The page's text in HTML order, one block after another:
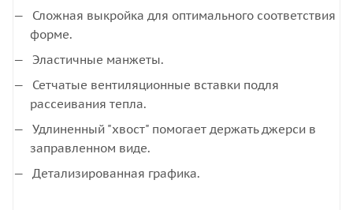
Сложная выкройка для оптимального соответствия
форме.
Эластичные манжеты.
Сетчатые вентиляционные вставки подля
рассеивания тепла.
Удлиненный "хвост" помогает держать джерси в
заправленном виде.
Детализированная графика.